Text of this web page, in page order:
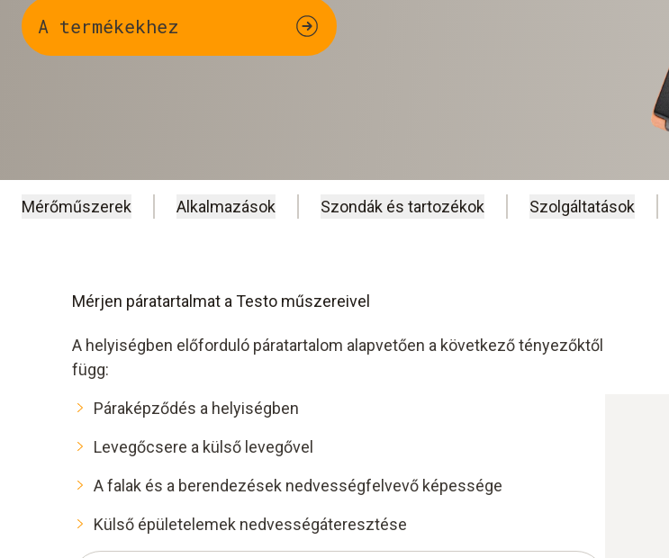
A termékekhez
Mérőműszerek Alkalmazások Szondák és tartozékok Szolgáltatások
Mérjen páratartalmat a Testo műszereivel
A helyiségben előforduló páratartalom alapvetően a következő tényezőktől
függ:
Páraképződés a helyiségben
Levegőcsere a külső levegővel
A falak és a berendezések nedvességfelvevő képessége
Külső épületelemek nedvességáteresztése